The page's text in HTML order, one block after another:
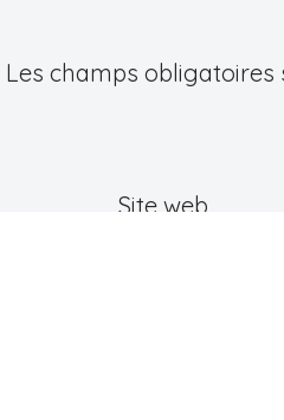
Les champs obligatoires
Site web